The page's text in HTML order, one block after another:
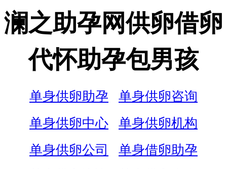
澜之助孕网供卵借卵
代怀助孕包男孩
单身供卵助孕
单身供卵咨询
单身供卵中心
单身供卵机构
单身供卵公司
单身借卵助孕